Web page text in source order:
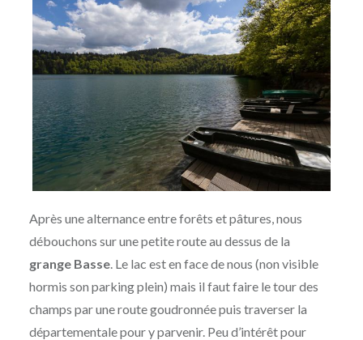
Après une alternance entre forêts et pâtures, nous
débouchons sur une petite route au dessus de la
grange Basse. Le lac est en face de nous (non visible
hormis son parking plein) mais il faut faire le tour des
champs par une route goudronnée puis traverser la
départementale pour y parvenir. Peu d’intérêt pour